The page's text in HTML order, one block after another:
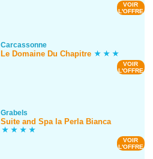
VOIR
L'OFFRE
Carcassonne
Le Domaine Du Chapitre
VOIR
L'OFFRE
Grabels
Suite and Spa la Perla Bianca
VOIR
L'OFFRE